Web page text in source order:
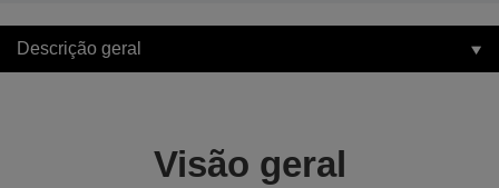
Descrição geral
Visão geral